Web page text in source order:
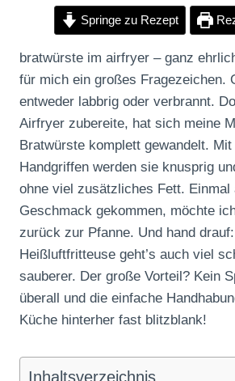
Springe zu Rezept
bratwürste im airfryer – ganz
für mich ein großes Fragezeichen.
entweder labbrig oder verbrannt.
Airfryer zubereite, hat sich meine
Bratwürste komplett gewandelt. Mit
Handgriffen werden sie knusprig
ohne viel zusätzliches Fett. Einmal
Geschmack gekommen, möchte
zurück zur Pfanne. Und hand
Heißluftfritteuse geht’s auch viel
sauberer. Der große Vorteil? Kein
überall und die einfache
Küche hinterher fast blitzblank!
Inhaltsverzeichnis